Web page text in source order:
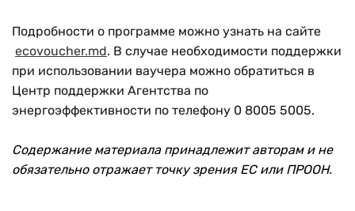
Подробности о программе можно узнать на сайте
ecovoucher.md. В случае необходимости поддержки
при использовании ваучера можно обратиться в
Центр поддержки Агентства по
энергоэффективности по телефону 0 8005 5005.
Содержание материала принадлежит авторам и не
обязательно отражает точку зрения ЕС или ПРООН.